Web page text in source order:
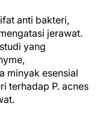
anti bakteri,
jerawat.
yang
minyak esensial
terhadap P. acnes